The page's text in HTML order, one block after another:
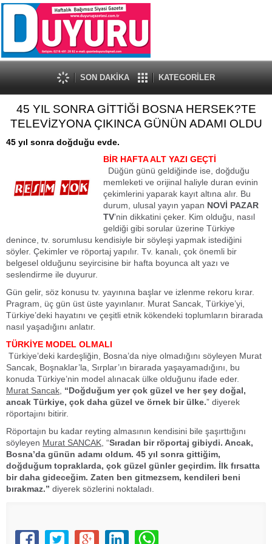
SON DAKİKA KATEGORİLER
45 YIL SONRA GİTTİĞİ BOSNA HERSEK?TE
TELEVİZYONA ÇIKINCA GÜNÜN ADAMI OLDU
45 yıl sonra doğduğu evde.
BİR HAFTA ALT YAZI GEÇTİ
Düğün günü geldiğinde ise, doğduğu
memleketi ve orijinal haliyle duran evinin
çekimlerini yaparak kayıt altına alır. Bu
durum, ulusal yayın yapan NOVİ PAZAR
TV’nin dikkatini çeker. Kim olduğu, nasıl
geldiği gibi sorular üzerine Türkiye
denince, tv. sorumlusu kendisiyle bir söyleşi yapmak istediğini
söyler. Çekimler ve röportaj yapılır. Tv. kanalı, çok önemli bir
belgesel olduğunu seyircisine bir hafta boyunca alt yazı ve
seslendirme ile duyurur.
Gün gelir, söz konusu tv. yayınına başlar ve izlenme rekoru kırar.
Pragram, üç gün üst üste yayınlanır. Murat Sancak, Türkiye’yi,
Türkiye’deki hayatını ve çeşitli etnik kökendeki toplumların birarada
nasıl yaşadığını anlatır.
TÜRKİYE MODEL OLMALI
Türkiye’deki kardeşliğin, Bosna’da niye olmadığını söyleyen Murat
Sancak, Boşnaklar’la, Sırplar’ın birarada yaşayamadığını, bu
konuda Türkiye’nin model alınacak ülke olduğunu ifade eder.
Murat Sancak “Doğduğum yer çok güzel ve her şey doğal,
ancak Türkiye, çok daha güzel ve örnek bir ülke.” diyerek
röportajını bitirir.
Röportajın bu kadar reyting almasının kendisini bile şaşırttığını
söyleyen Murat SANCAK, “Sıradan bir röportaj gibiydi. Ancak,
Bosna’da günün adamı oldum. 45 yıl sonra gittiğim,
doğduğum topraklarda, çok güzel günler geçirdim. İlk fırsatta
bir daha gideceğim. Zaten ben gitmezsem, kendileri beni
bırakmaz.” diyerek sözlerini noktaladı.